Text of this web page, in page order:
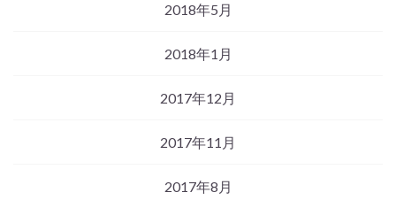
2018年5月
2018年1月
2017年12月
2017年11月
2017年8月